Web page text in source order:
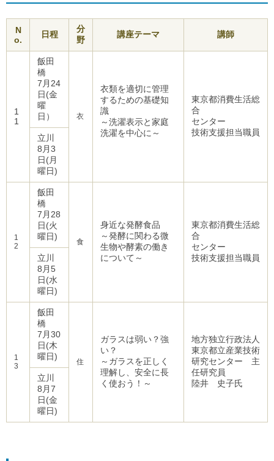
N
o.
日程
分
野
講座テーマ 講師
1
1
飯田
橋
7月24
日(金
曜
日）
衣
衣類を適切に管理
するための基礎知
識
～洗濯表示と家庭
洗濯を中心に～
東京都消費生活総
合
センター
技術支援担当職員
立川
8月3
日(月
曜日)
1
2
飯田
橋
7月28
日(火
曜日)
食
身近な発酵食品
～発酵に関わる微
生物や酵素の働き
について～
東京都消費生活総
合
センター
技術支援担当職員
立川
8月5
日(水
曜日)
1
3
飯田
橋
7月30
日(木
曜日)
住
ガラスは弱い？強
い？
～ガラスを正しく
理解し、安全に長
く使おう！～
地方独立行政法人
東京都立産業技術
研究センター 主
任研究員
陸井 史子氏
立川
8月7
日(金
曜日)